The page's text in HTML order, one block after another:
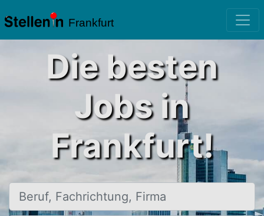
Frankfurt
Die besten
Jobs in
Frankfurt!
Beruf, Fachrichtung, Firma